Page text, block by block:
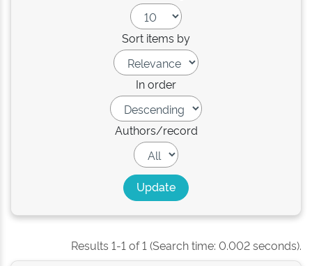
Sort items by
In order
Authors/record
Results 1-1 of 1 (Search time: 0.002 seconds).